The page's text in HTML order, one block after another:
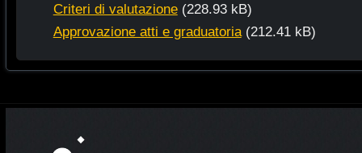
Criteri di valutazione (228.93 kB)
Approvazione atti e graduatoria (212.41 kB)